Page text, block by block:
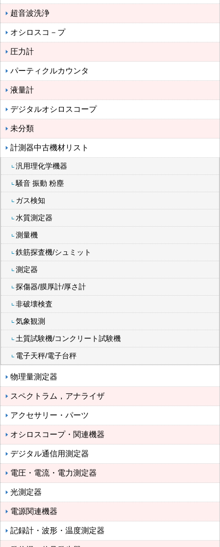
超音波洗浄
オシロスコ－プ
圧力計
パーティクルカウンタ
液量計
デジタルオシロスコープ
未分類
計測器中古機材リスト
汎用理化学機器
騒音 振動 粉塵
ガス検知
水質測定器
測量機
鉄筋探査機/シュミット
測定器
探傷器/膜厚計/厚さ計
非破壊検査
気象観測
土質試験機/コンクリート試験機
電子天秤/電子台秤
物理量測定器
スペクトラム，アナライザ
アクセサリー・パーツ
オシロスコープ・関連機器
デジタル通信用測定器
電圧・電流・電力測定器
光測定器
電源関連機器
記録計・波形・温度測定器